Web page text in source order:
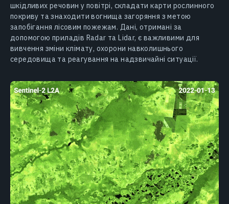
шкідливих речовин у повітрі, складати карти рослинного
покриву та знаходити вогнища загоряння з метою
запобігання лісовим пожежам. Дані, отримані за
допомогою приладів Radar та Lidar, є важливими для
вивчення зміни клімату, охорони навколишнього
середовища та реагування на надзвичайні ситуації.